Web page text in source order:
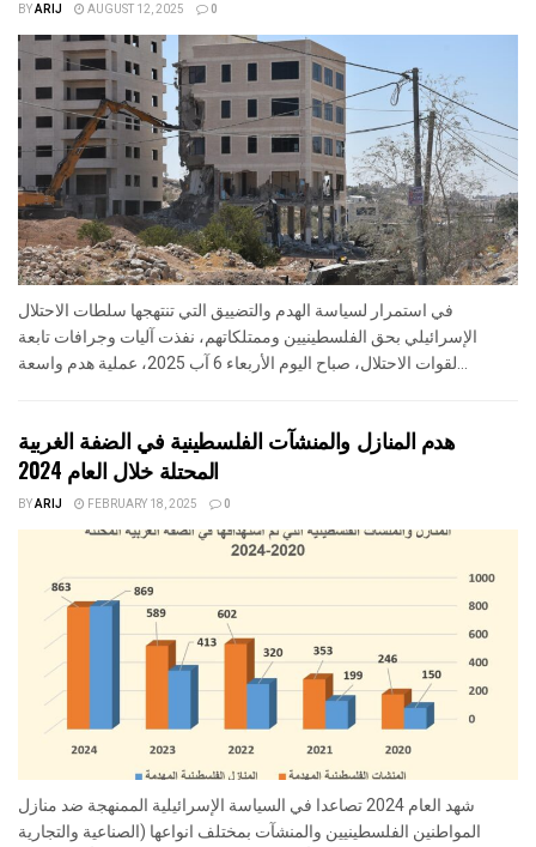
BYARIJ AUGUST 12, 2025 0
في استمرار لسياسة الهدم والتضييق التي تنتهجها سلطات الاحتلال
الإسرائيلي بحق الفلسطينيين وممتلكاتهم، نفذت آليات وجرافات تابعة
لقوات الاحتلال، صباح اليوم الأربعاء 6 آب 2025، عملية هدم واسعة...
هدم المنازل والمنشآت الفلسطينية في الضفة الغربية
المحتلة خلال العام 2024
BYARIJ FEBRUARY 18, 2025 0
شهد العام 2024 تصاعدا في السياسة الإسرائيلية الممنهجة ضد منازل
المواطنين الفلسطينيين والمنشآت بمختلف انواعها (الصناعية والتجارية